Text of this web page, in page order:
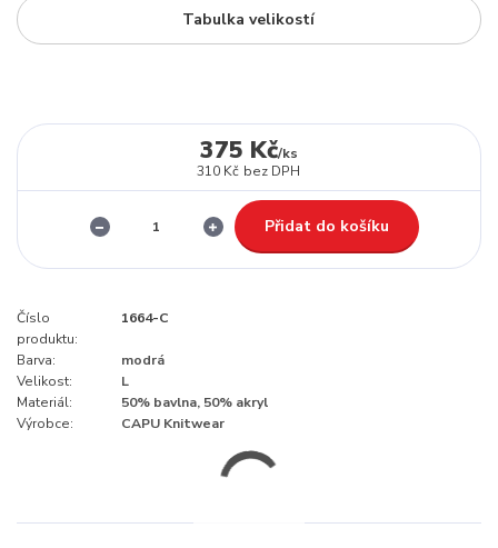
Tabulka velikostí
375 Kč/ks
310 Kč bez DPH
Přidat do košíku
Číslo
produktu:
1664-C
Barva:
modrá
Velikost:
L
Materiál:
50% bavlna, 50% akryl
Výrobce:
CAPU Knitwear